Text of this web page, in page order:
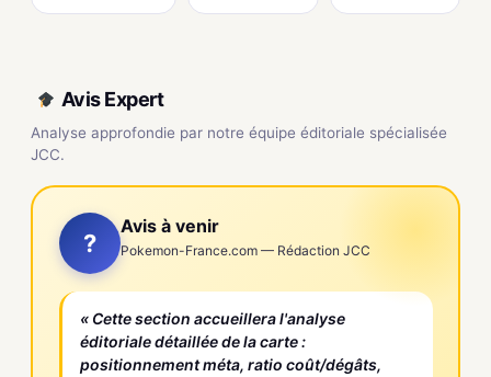
Avis Expert
Analyse approfondie par notre équipe éditoriale spécialisée
JCC.
?
Avis à venir
Pokemon-France.com — Rédaction JCC
« Cette section accueillera l'analyse
éditoriale détaillée de la carte :
positionnement méta, ratio coût/dégâts,